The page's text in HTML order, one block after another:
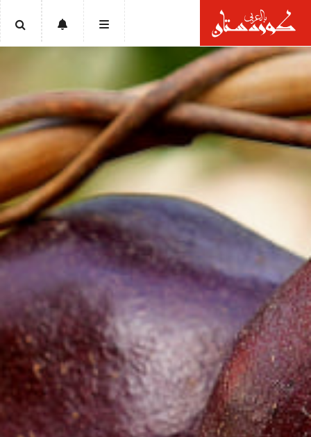
الرئيسية
أخبار
إقتصاد
تقارير
ثقافة
أدب
وفنون
رأي
رياضة